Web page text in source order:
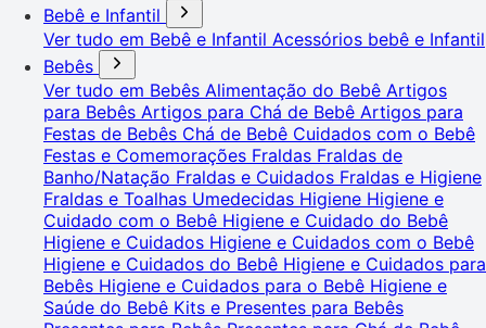
Bebê e Infantil
Ver tudo em Bebê e Infantil Acessórios bebê e Infantil
Bebês
Ver tudo em Bebês Alimentação do Bebê Artigos
para Bebês Artigos para Chá de Bebê Artigos para
Festas de Bebês Chá de Bebê Cuidados com o Bebê
Festas e Comemorações Fraldas Fraldas de
Banho/Natação Fraldas e Cuidados Fraldas e Higiene
Fraldas e Toalhas Umedecidas Higiene Higiene e
Cuidado com o Bebê Higiene e Cuidado do Bebê
Higiene e Cuidados Higiene e Cuidados com o Bebê
Higiene e Cuidados do Bebê Higiene e Cuidados para
Bebês Higiene e Cuidados para o Bebê Higiene e
Saúde do Bebê Kits e Presentes para Bebês